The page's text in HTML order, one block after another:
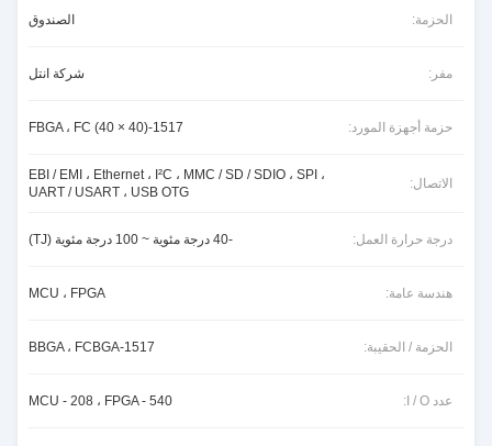
الحزمة: الصندوق
مفر: شركة انتل
حزمة أجهزة المورد: 1517-FBGA ، FC (40 × 40)
الاتصال:
EBI / EMI ، Ethernet ، I²C ، MMC / SD / SDIO ، SPI ،
UART / USART ، USB OTG
درجة حرارة العمل: -40 درجة مئوية ~ 100 درجة مئوية (TJ)
هندسة عامة: MCU ، FPGA
الحزمة / الحقيبة: 1517-BBGA ، FCBGA
عدد I / O: MCU - 208 ، FPGA - 540